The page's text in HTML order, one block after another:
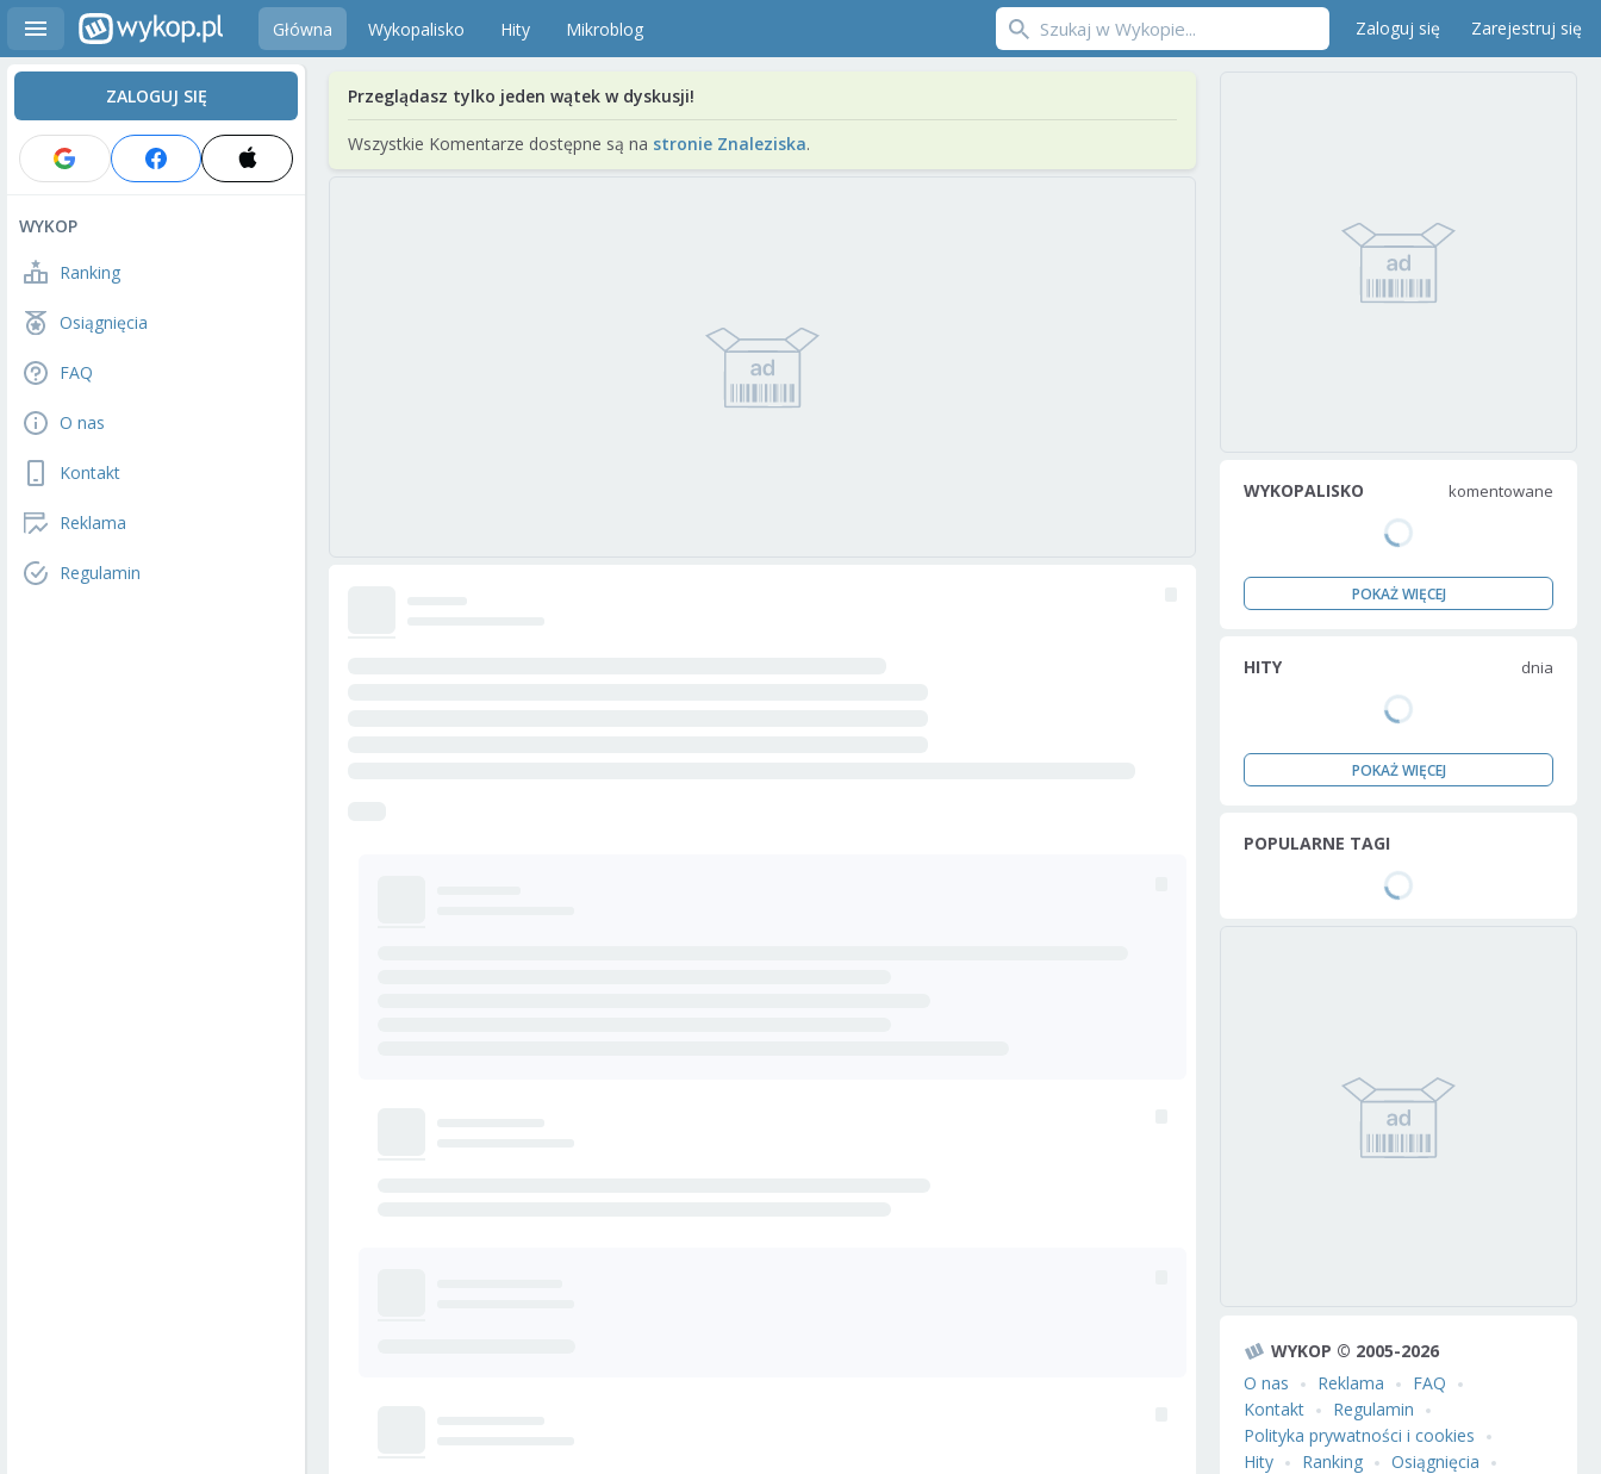
Główna Wykopalisko Hity Mikroblog Zaloguj się Zarejestruj się
ZALOGUJ SIĘ
WYKOP
Ranking
Osiągnięcia
FAQ
O nas
Kontakt
Reklama
Regulamin
Przeglądasz tylko jeden wątek w dyskusji!
Wszystkie Komentarze dostępne są na stronie Znaleziska.
WYKOPALISKO komentowane
POKAŻ WIĘCEJ
HITY dnia
POKAŻ WIĘCEJ
POPULARNE TAGI
WYKOP © 2005-2026
O nas
Reklama
FAQ
Kontakt
Regulamin
Polityka prywatności i cookies
Hity
Ranking
Osiągnięcia